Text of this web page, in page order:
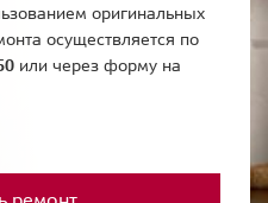
оригинальных
осуществляется по
или через форму на